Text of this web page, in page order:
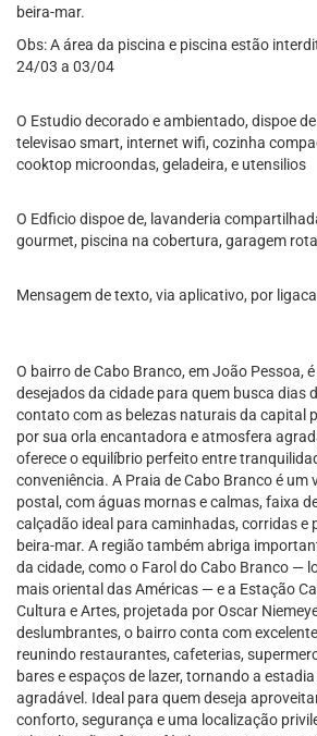
beira-mar.
Obs: A área da piscina e piscina estão
24/03 a 03/04
O Estudio decorado e ambientado, dispoe
televisao smart, internet wifi, cozinha
cooktop microondas, geladeira, e utensilios
O Edficio dispoe de, lavanderia
gourmet, piscina na cobertura, garagem
Mensagem de texto, via aplicativo, por
O bairro de Cabo Branco, em João Pessoa,
desejados da cidade para quem busca dias
contato com as belezas naturais da capital
por sua orla encantadora e atmosfera
oferece o equilíbrio perfeito entre
conveniência. A Praia de Cabo Branco é um
postal, com águas mornas e calmas, faixa
calçadão ideal para caminhadas, corridas e
beira-mar. A região também abriga
da cidade, como o Farol do Cabo Branco —
mais oriental das Américas — e a Estação
Cultura e Artes, projetada por Oscar
deslumbrantes, o bairro conta com
reunindo restaurantes, cafeterias,
bares e espaços de lazer, tornando a
agradável. Ideal para quem deseja
conforto, segurança e uma localização